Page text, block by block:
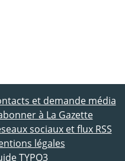
Facebook
le profil Twitter
et demande média
à La Gazette
sociaux et flux RSS
légales
TYPO3